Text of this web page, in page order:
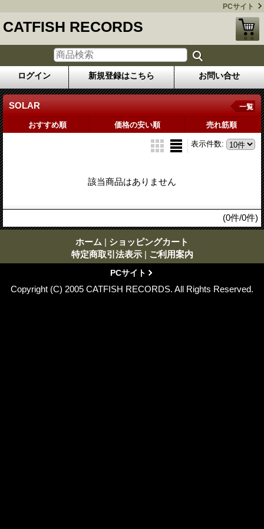
PCサイト
CATFISH RECORDS
ログイン 新規登録はこちら お問い合せ
SOLAR 一覧
おすすめ順 価格の安い順 売れ筋順
表示件数:
該当商品はありません
(0件/0件)
ホーム | ショッピングカート
特定商取引法表示 | ご利用案内
PCサイト
Copyright (C) 2005 CATFISH RECORDS. All Rights Reserved.